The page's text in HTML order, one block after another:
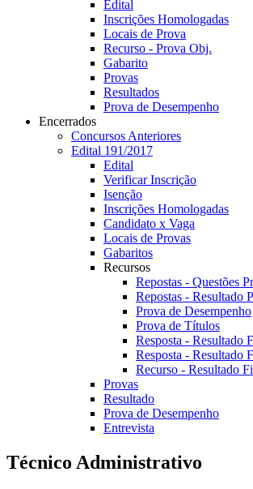
Edital
Inscrições Homologadas
Locais de Prova
Recurso - Prova Obj.
Gabarito
Provas
Resultados
Prova de Desempenho
Encerrados
Concursos Anteriores
Edital 191/2017
Edital
Verificar Inscrição
Isenção
Inscrições Homologadas
Candidato x Vaga
Locais de Provas
Gabaritos
Recursos
Repostas - Questões
Repostas - Resultado
Prova de Desempenho
Prova de Títulos
Resposta - Resultado
Resposta -
Recurso - Resultado
Provas
Resultado
Prova de Desempenho
Entrevista
Técnico Administrativo